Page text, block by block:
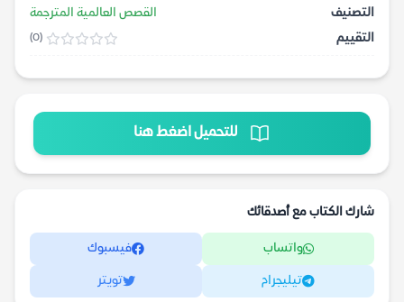
التصنيف
القصص العالمية المترجمة
التقييم
(0)
للتحميل اضغط هنا
شارك الكتاب مع أصدقائك
واتساب فيسبوك
تيليجرام تويتر